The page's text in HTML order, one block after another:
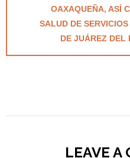
OAXAQUEÑA, ASÍ
SALUD DE
DE JUÁREZ DEL
LEAVE A